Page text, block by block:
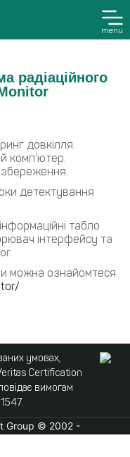
menu
радіаційного
довкілля.
комп’ютер.
детектування
табло
інтерфейсу та
можна ознайомтеся
умовах,
Certification
вимогам
Group © 2002 -